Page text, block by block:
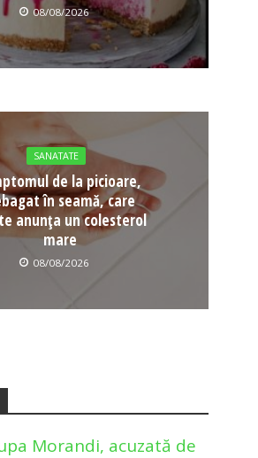
08/08/2026
SANATATE
de la picioare,
în seamă, care
anunța un colesterol
mare
08/08/2026
Morandi, acuzată de